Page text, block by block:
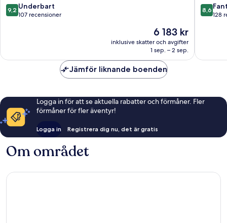
do
Lago
9.2
av
9,2 Underbart
107 recensioner
Priset
är
6 183 kr
6 183 kr
inklusive skatter och avgifter
1 sep. – 2 sep.
do
Garrão
8.6
av
8,6
128
Jämför liknande boenden
Logga in för att se aktuella rabatter och förmåner. Fler
förmåner för fler äventyr!
Logga in Registrera dig nu, det är gratis
Om området